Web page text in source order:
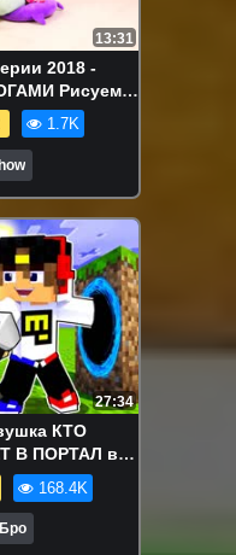
13:31
2018 -
Рисуем
против
Шоу
1.7K
27:34
КТО
В ПОРТАЛ в
ВИДЕО
168.4K